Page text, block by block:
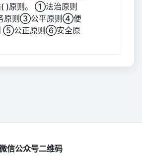
( )原则。 ①法治原则
原则③公平原则④便
⑤公正原则⑥安全原
信公众号二维码